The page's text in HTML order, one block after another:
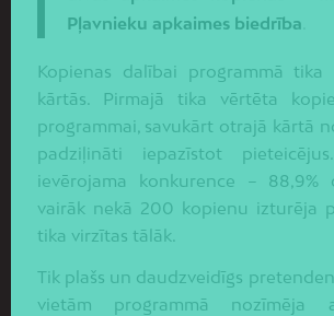
Pļavnieku apkaimes biedrība
Kopienas dalībai programmā tika
kārtās. Pirmajā tika vērtēta
programmai, savukārt otrajā kārtā
padziļināti iepazīstot
ievērojama konkurence – 88,9%
vairāk nekā 200 kopienu izturēja
tika virzītas tālāk.
Tik plašs un daudzveidīgs
vietām programmā nozīmēja